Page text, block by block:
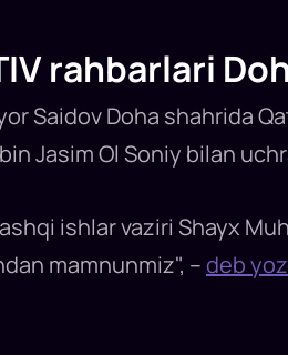
rahbarlari
Saidov Doha shahrida
Jasim Ol Soniy bilan
ishlar vaziri Shayx
mamnunmiz", –deb